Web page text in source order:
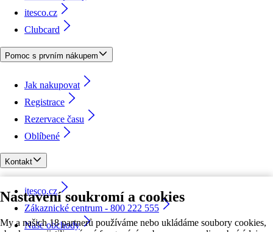
Nastavení soukromí a cookies
My a našich 18 partnerů používáme nebo ukládáme soubory cookies,
itesco.cz
Clubcard
Pomoc s prvním nákupem
Jak nakupovat
Registrace
Rezervace času
Oblíbené
Kontakt
itesco.cz
Zákaznické centrum - 800 222 555
Naše obchody